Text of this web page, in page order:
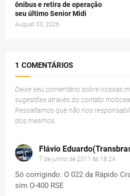
ônibus e retira de operação
seu último Senior Midi
August 03, 2026
1 COMENTÁRIOS
Deixe seu comentário sobre nossas
sugestões através do contato
Ressaltamos que não nos
dos mesmos.
Flávio
7 de junho de 2011 às 18:24
Só corrigindo: O 022 da Rápido
sim O-400 RSE